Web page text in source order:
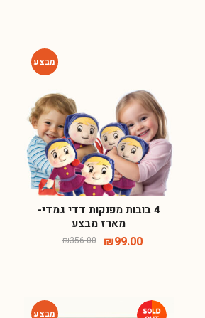
4 בובות מפנקות דדי גמדי-
מארז מבצע
₪356.00 ₪99.00